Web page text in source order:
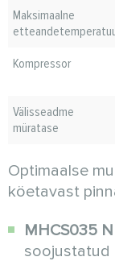
Maksimaalne
Kompressor
Välisseadme
müratase
Optimaalse
köetavast
MHCS035
soojustatud